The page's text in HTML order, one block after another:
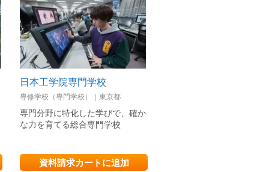
日本工学院専門学校
専修学校（専門学校）｜東京都
専門分野に特化した学びで、確か
な力を育てる総合専門学校
資料請求カートに追加